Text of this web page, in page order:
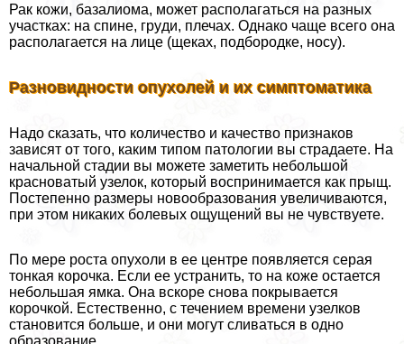
Рак кожи, базалиома, может располагаться на разных
участках: на спине, гpyди, плечах. Однако чаще всего она
располагается на лице (щеках, подбородке, носу).
Разновидности опухолей и их симптоматика
Надо сказать, что количество и качество признаков
зависят от того, каким типом патологии вы страдаете. На
начальной стадии вы можете заметить небольшой
красноватый узелок, который воспринимается как прыщ.
Постепенно размеры новообразования увеличиваются,
при этом никаких болевых ощущений вы не чувствуете.
По мере роста опухоли в ее центре появляется серая
тонкая корочка. Если ее устранить, то на коже остается
небольшая ямка. Она вскоре снова покрывается
корочкой. Естественно, с течением времени узелков
становится больше, и они могут сливаться в одно
образование.